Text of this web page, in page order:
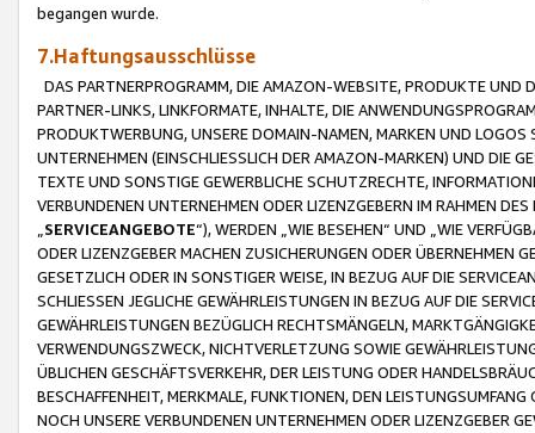
begangen wurde.
7.Haftungsausschlüsse
DAS PARTNERPROGRAMM, DIE AMAZON-WEBSITE, PRODUKTE UND
PARTNER-LINKS, LINKFORMATE, INHALTE, DIE
PRODUKTWERBUNG, UNSERE DOMAIN-NAMEN, MARKEN UND
UNTERNEHMEN (EINSCHLIESSLICH DER AMAZON-MARKEN) UND DIE
TEXTE UND SONSTIGE GEWERBLICHE SCHUTZRECHTE,
VERBUNDENEN UNTERNEHMEN ODER LIZENZGEBERN IM RAHMEN
SERVICEANGEBOTE“), WERDEN „WIE BESEHEN“ UND „WIE
ODER LIZENZGEBER MACHEN ZUSICHERUNGEN ODER ÜBERNEHMEN
GESETZLICH ODER IN SONSTIGER WEISE, IN BEZUG AUF DIE
SCHLIESSEN JEGLICHE GEWÄHRLEISTUNGEN IN BEZUG AUF DIE
GEWÄHRLEISTUNGEN BEZÜGLICH RECHTSMÄNGELN,
VERWENDUNGSZWECK, NICHTVERLETZUNG SOWIE
ÜBLICHEN GESCHÄFTSVERKEHR, DER LEISTUNG ODER
BESCHAFFENHEIT, MERKMALE, FUNKTIONEN, DEN
NOCH UNSERE VERBUNDENEN UNTERNEHMEN ODER LIZENZGEBER